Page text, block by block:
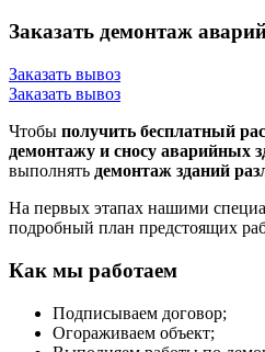
Заказать демонтаж
Заказать вывоз
Заказать вывоз
Чтобы получить бесплатный
демонтажу и сносу аварийных
выполнять демонтаж зданий
На первых этапах нашими
подробный план предстоящих
Как мы работаем
Подписываем договор;
Огораживаем объект;